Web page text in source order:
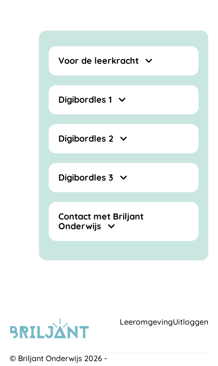
Voor de leerkracht
Digibordles 1
Digibordles 2
Digibordles 3
Contact met Briljant
Onderwijs
LeeromgevingUitloggen
© Briljant Onderwijs 2026 -